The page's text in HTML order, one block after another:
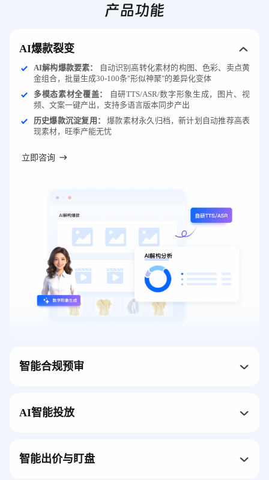
产品功能
AI爆款裂变
AI解构爆款要素：
自动识别高转化素材的构图、色彩、卖点黄
金组合，批量生成30-100条"形似神聚"的差异化变体
多模态素材全覆盖：
自研TTS/ASR/数字形象生成，图片、视
频、文案一键产出，支持多语言版本同步产出
历史爆款沉淀复用：
爆款素材永久归档，新计划自动推荐高表
现素材，旺季产能无忧
立即咨询
智能合规预审
AI智能投放
智能出价与盯盘